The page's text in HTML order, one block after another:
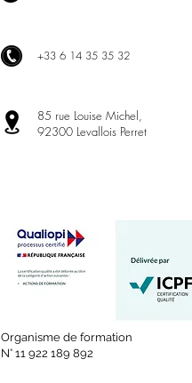
+33 6 14 35 35 32
85 rue Louise Michel,
92300 Levallois Perret
Organisme de formation
N° 11 922 189 892